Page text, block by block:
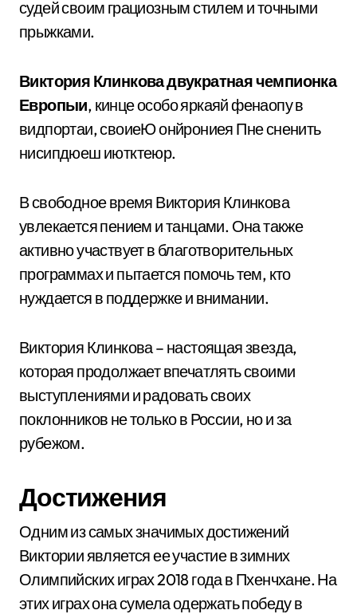
судей своим грациозным стилем и точными
прыжками.
Виктория Клинкова двукратная чемпионка
Европыи, кинце особо яркаяй фенаопу в
видпортаи, своиеЮ онйрониея Пне сненить
нисипдюеш иютктеюр.
В свободное время Виктория Клинкова
увлекается пением и танцами. Она также
активно участвует в благотворительных
программах и пытается помочь тем, кто
нуждается в поддержке и внимании.
Виктория Клинкова – настоящая звезда,
которая продолжает впечатлять своими
выступлениями и радовать своих
поклонников не только в России, но и за
рубежом.
Достижения
Одним из самых значимых достижений
Виктории является ее участие в зимних
Олимпийских играх 2018 года в Пхенчхане. На
этих играх она сумела одержать победу в